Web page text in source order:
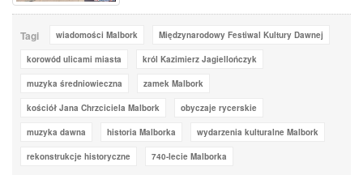
Tagi wiadomości Malbork Międzynarodowy Festiwal Kultury Dawnej
korowód ulicami miasta król Kazimierz Jagiellończyk
muzyka średniowieczna zamek Malbork
kościół Jana Chrzciciela Malbork obyczaje rycerskie
muzyka dawna historia Malborka wydarzenia kulturalne Malbork
rekonstrukcje historyczne 740-lecie Malborka